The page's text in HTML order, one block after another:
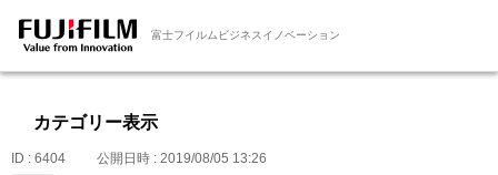
富士フイルムビジネスイノベーション
カテゴリー表示
ID : 6404 公開日時 : 2019/08/05 13:26